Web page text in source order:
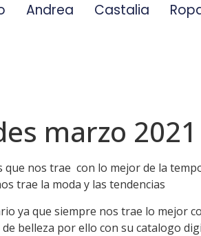
Andrea Castalia
marzo 2021
nos trae con lo mejor de la
trae la moda y las tendencias
ya que siempre nos trae lo mejor
belleza por ello con su catalogo